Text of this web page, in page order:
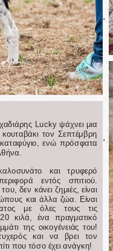
Lucky ψάχνει μια
κουταβάκι τον Σεπτέμβρη
ενώ πρόσφατα
και τρυφερό
εντός σπιτιού.
δεν κάνει ζημιές, είναι
και άλλα ζώα. Είναι
με όλες τους τις
κιλά, ένα πραγματικό
της οικογένειάς του!
και να βρει τον
που τόσο έχει ανάγκη!